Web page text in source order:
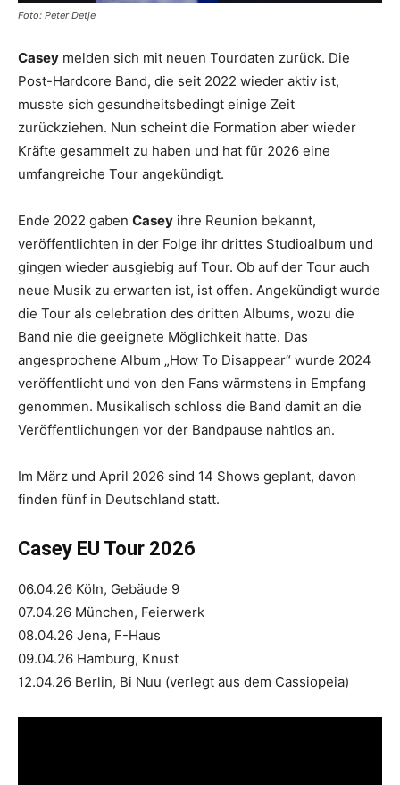
Foto: Peter Detje
Casey melden sich mit neuen Tourdaten zurück. Die
Post-Hardcore Band, die seit 2022 wieder aktiv ist,
musste sich gesundheitsbedingt einige Zeit
zurückziehen. Nun scheint die Formation aber wieder
Kräfte gesammelt zu haben und hat für 2026 eine
umfangreiche Tour angekündigt.
Ende 2022 gaben Casey ihre Reunion bekannt,
veröffentlichten in der Folge ihr drittes Studioalbum und
gingen wieder ausgiebig auf Tour. Ob auf der Tour auch
neue Musik zu erwarten ist, ist offen. Angekündigt wurde
die Tour als celebration des dritten Albums, wozu die
Band nie die geeignete Möglichkeit hatte. Das
angesprochene Album „How To Disappear“ wurde 2024
veröffentlicht und von den Fans wärmstens in Empfang
genommen. Musikalisch schloss die Band damit an die
Veröffentlichungen vor der Bandpause nahtlos an.
Im März und April 2026 sind 14 Shows geplant, davon
finden fünf in Deutschland statt.
Casey EU Tour 2026
06.04.26 Köln, Gebäude 9
07.04.26 München, Feierwerk
08.04.26 Jena, F-Haus
09.04.26 Hamburg, Knust
12.04.26 Berlin, Bi Nuu (verlegt aus dem Cassiopeia)